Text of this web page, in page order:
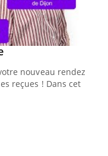
Youtube
nouveau rendez-
reçues ! Dans cet